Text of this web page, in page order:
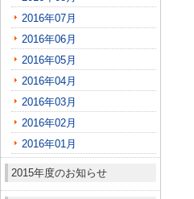
2016年07月
2016年06月
2016年05月
2016年04月
2016年03月
2016年02月
2016年01月
2015年度のお知らせ